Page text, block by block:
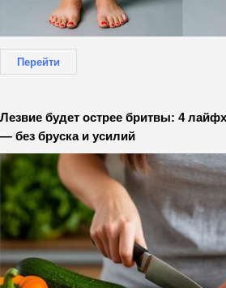
Перейти
Лезвие будет острее бритвы: 4
— без бруска и усилий